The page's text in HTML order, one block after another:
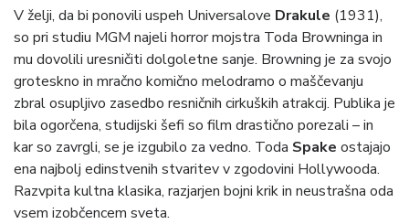
V želji, da bi ponovili uspeh Universalove Drakule (1931),
so pri studiu MGM najeli horror mojstra Toda Browninga in
mu dovolili uresničiti dolgoletne sanje. Browning je za svojo
groteskno in mračno komično melodramo o maščevanju
zbral osupljivo zasedbo resničnih cirkuških atrakcij. Publika je
bila ogorčena, studijski šefi so film drastično porezali – in
kar so zavrgli, se je izgubilo za vedno. Toda Spake ostajajo
ena najbolj edinstvenih stvaritev v zgodovini Hollywooda.
Razvpita kultna klasika, razjarjen bojni krik in neustrašna oda
vsem izobčencem sveta.